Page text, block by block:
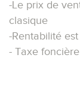
-Le prix de
clasique
-Rentabilité
- Taxe